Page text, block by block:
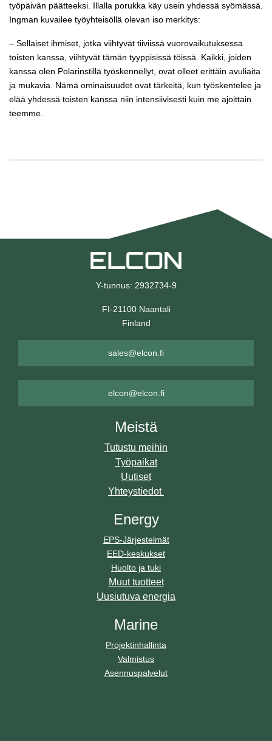
työpäivän päätteeksi. Illalla porukka käy usein yhdessä syömässä.
Ingman kuvailee työyhteisöllä olevan iso merkitys:
– Sellaiset ihmiset, jotka viihtyvät tiiviissä vuorovaikutuksessa
toisten kanssa, viihtyvät tämän tyyppisissä töissä. Kaikki, joiden
kanssa olen Polarinstillä työskennellyt, ovat olleet erittäin avuliaita
ja mukavia. Nämä ominaisuudet ovat tärkeitä, kun työskentelee ja
elää yhdessä toisten kanssa niin intensiivisesti kuin me ajoittain
teemme.
Y-tunnus: 2932734-9
FI-21100 Naantali
Finland
sales@elcon.fi
elcon@elcon.fi
Meistä
Tutustu meihin
Työpaikat
Uutiset
Yhteystiedot
Energy
EPS-Järjestelmät
EED-keskukset
Huolto ja tuki
Muut tuotteet
Uusiutuva energia
Marine
Projektinhallinta
Valmistus
Asennuspalvelut